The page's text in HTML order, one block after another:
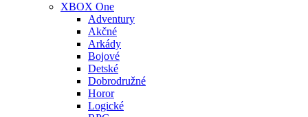
XBOX One
Adventury
Akčné
Arkády
Bojové
Detské
Dobrodružné
Horor
Logické